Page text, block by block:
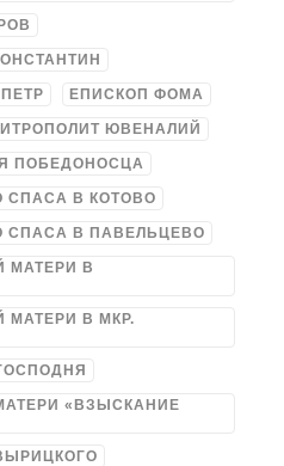
ЕПИСКОП ФОМА
ЮВЕНАЛИЙ
ПОБЕДОНОСЦА
СПАСА В КОТОВО
СПАСА В ПАВЕЛЬЦЕВО
МАТЕРИ В
МАТЕРИ В МКР.
«ВЗЫСКАНИЕ